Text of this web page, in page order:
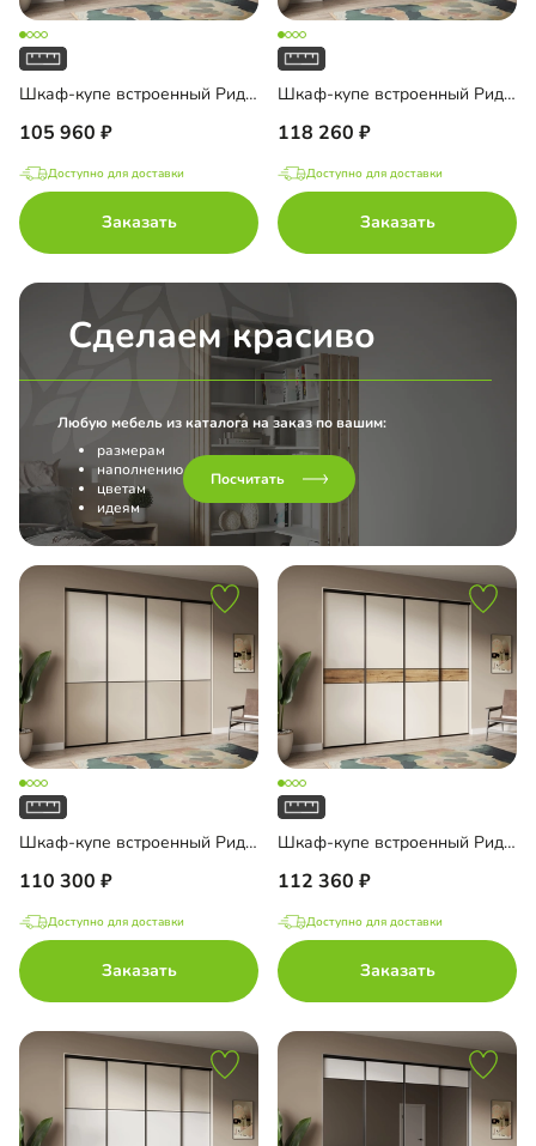
Шкаф-купе встроенный Риден-3-3
105 960
Доступно для доставки
Заказать
Шкаф-купе встроенный Риден-3-4
118 260
Доступно для доставки
Заказать
Сделаем красиво
Любую мебель из каталога на заказ по вашим:
размерам
наполнению
цветам
идеям
Посчитать
Шкаф-купе встроенный Риден-4-1
110 300
Доступно для доставки
Заказать
Шкаф-купе встроенный Риден-4-2
112 360
Доступно для доставки
Заказать